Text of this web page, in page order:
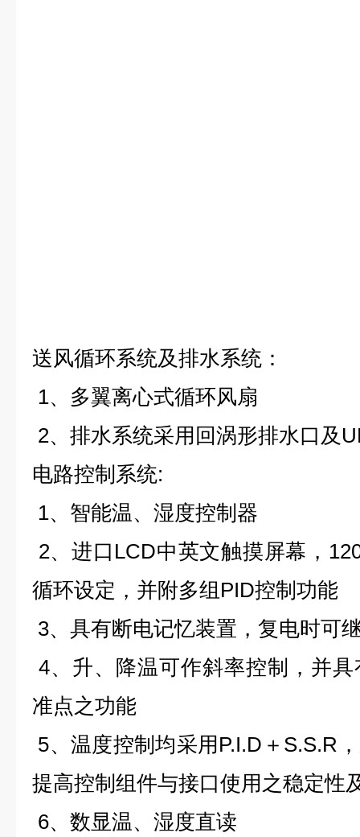
送风循环系统及排水系统：
1、多翼离心式循环风扇
2、排水系统采用回涡形排水口及
电路控制系统:
1、智能温、湿度控制器
2、进口LCD中英文触摸屏幕，
循环设定，并附多组PID控制功能
3、具有断电记忆装置，复电时可
4、升、降温可作斜率控制，并
准点之功能
5、温度控制均采用P.I.D＋S.S.R
提高控制组件与接口使用之稳定性
6、数显温、湿度直读